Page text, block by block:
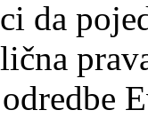
da